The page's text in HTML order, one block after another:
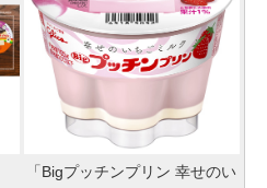
「Bigプッチンプリン 幸せのい